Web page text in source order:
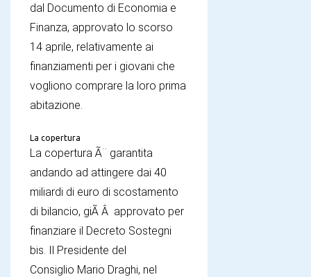
dal Documento di Economia e
Finanza, approvato lo scorso
14 aprile, relativamente ai
finanziamenti per i giovani che
vogliono comprare la loro prima
abitazione.
La copertura
La copertura Ã¨ garantita
andando ad attingere dai 40
miliardi di euro di scostamento
di bilancio, giÃ Â approvato per
finanziare il Decreto Sostegni
bis. Il Presidente del
Consiglio Mario Draghi, nel